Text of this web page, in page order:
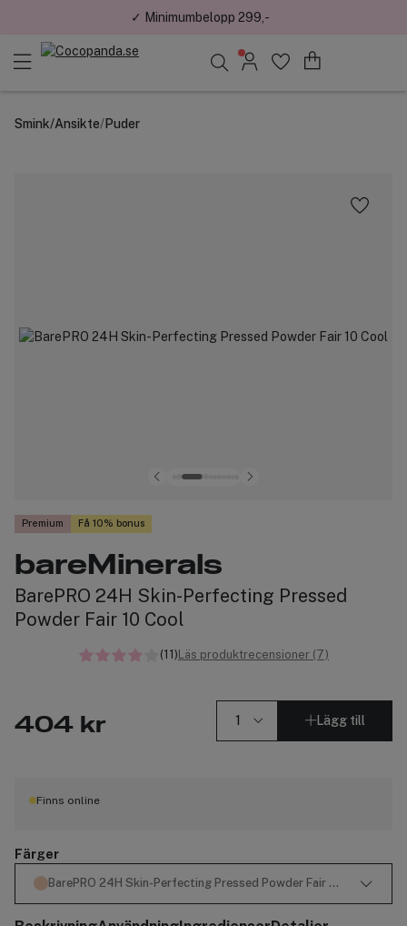
✓ Handla. Samla poäng. Få belöningar.
Sök bland 25.206 produkter..
Smink/Ansikte/Puder
Premium Få 10% bonus
bareMinerals
BarePRO 24H Skin-Perfecting Pressed
Powder Fair 10 Cool
(11) Läs produktrecensioner (7)
404 kr Lägg till
Finns online
Färger
BarePRO 24H Skin-Perfecting Pressed Powder Fair 10 Cool